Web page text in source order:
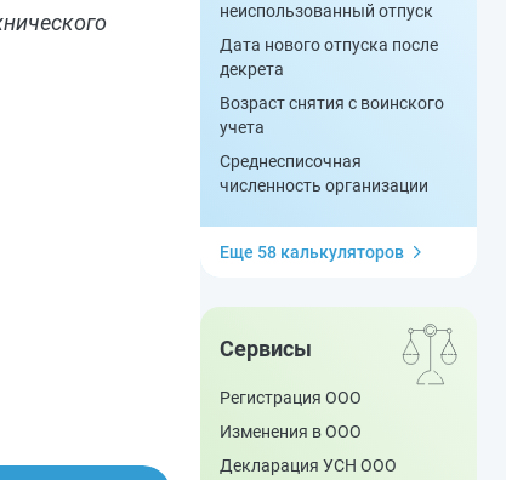
неиспользованный отпуск
Дата нового отпуска после
декрета
Возраст снятия с воинского
учета
Среднесписочная
численность организации
Еще 58 калькуляторов
Сервисы
Регистрация ООО
Изменения в ООО
Декларация УСН ООО